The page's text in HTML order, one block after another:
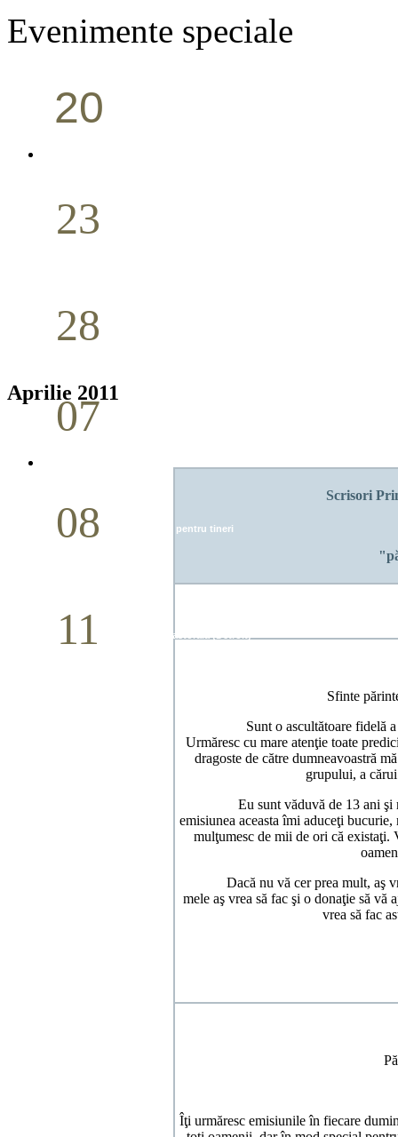
Evenimente speciale
20
23
28
07
08 Studiu biblic pentru tineri
11 Conferință pastorală (Detroit)
Aprilie 2011
Scrisori
Sunt o ascultătoare fidelă a
Urmăresc cu mare atenţie toate
dragoste de către dumneavoastră
grupului, a
Eu sunt văduvă de 13 ani şi
emisiunea aceasta îmi aduceţi
mulţumesc de mii de ori că existaţi.
Dacă nu vă cer prea mult, aş
mele aş vrea să fac şi o donaţie să vă
vrea să fac
Îţi urmăresc emisiunile în fiecare